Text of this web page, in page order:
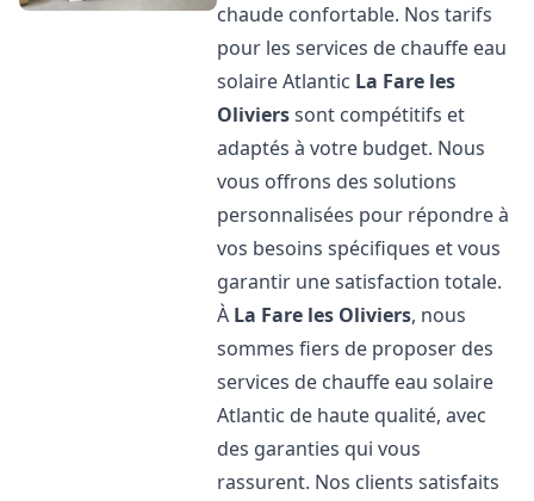
chaude confortable. Nos tarifs
pour les services de chauffe eau
solaire Atlantic La Fare les
Olivierssont compétitifs et
adaptés à votre budget. Nous
vous offrons des solutions
personnalisées pour répondre à
vos besoins spécifiques et vous
garantir une satisfaction totale.
À La Fare les Oliviers, nous
sommes fiers de proposer des
services de chauffe eau solaire
Atlantic de haute qualité, avec
des garanties qui vous
rassurent. Nos clients satisfaits